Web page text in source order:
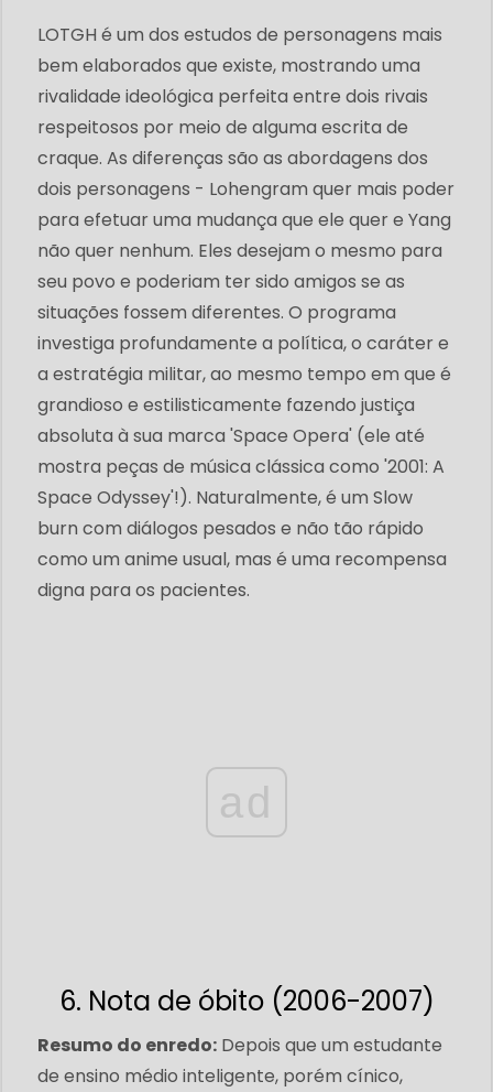
LOTGH é um dos estudos de personagens mais
bem elaborados que existe, mostrando uma
rivalidade ideológica perfeita entre dois rivais
respeitosos por meio de alguma escrita de
craque. As diferenças são as abordagens dos
dois personagens - Lohengram quer mais poder
para efetuar uma mudança que ele quer e Yang
não quer nenhum. Eles desejam o mesmo para
seu povo e poderiam ter sido amigos se as
situações fossem diferentes. O programa
investiga profundamente a política, o caráter e
a estratégia militar, ao mesmo tempo em que é
grandioso e estilisticamente fazendo justiça
absoluta à sua marca 'Space Opera' (ele até
mostra peças de música clássica como '2001: A
Space Odyssey'!). Naturalmente, é um Slow
burn com diálogos pesados ​​e não tão rápido
como um anime usual, mas é uma recompensa
digna para os pacientes.
ad
6. Nota de óbito (2006-2007)
Resumo do enredo: Depois que um estudante
de ensino médio inteligente, porém cínico,